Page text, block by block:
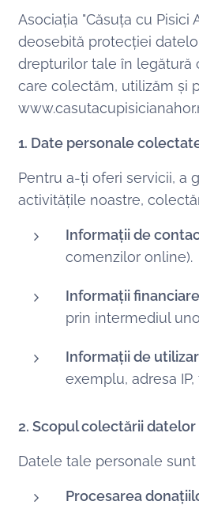
Asociația "Căsuța cu Pisici
deosebită protecției
drepturilor tale în legătură
care colectăm, utilizăm și
1. Date personale
Pentru a-ți oferi servicii, a
activitățile noastre,
Informații de
comenzilor online).
Informații financiare
prin intermediul
Informații de
exemplu, adresa
2. Scopul colectării datelor
Datele tale personale
Procesarea